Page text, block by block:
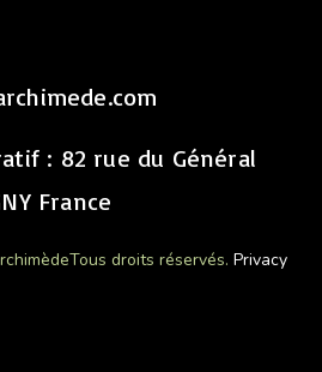
: 82 rue du Général
France
Tous droits réservés. Privacy